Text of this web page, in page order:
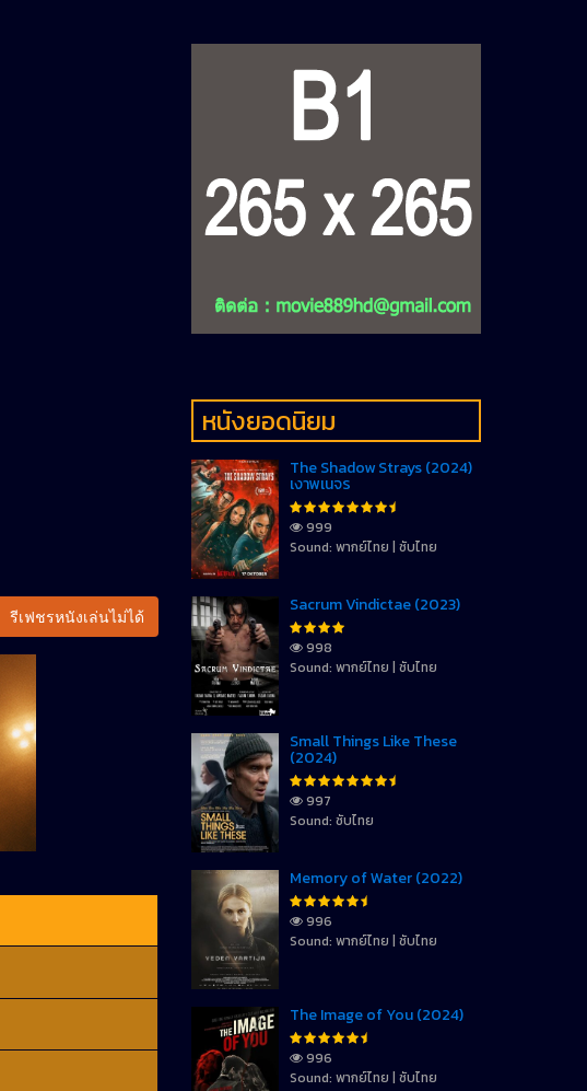
รีเฟชรหนังเล่นไม่ได้
หนังยอดนิยม
The Shadow Strays (2024)
เงาพเนจร
999
Sound: พากย์ไทย | ซับไทย
Sacrum Vindictae (2023)
998
Sound: พากย์ไทย | ซับไทย
Small Things Like These
(2024)
997
Sound: ซับไทย
Memory of Water (2022)
996
Sound: พากย์ไทย | ซับไทย
The Image of You (2024)
996
Sound: พากย์ไทย | ซับไทย